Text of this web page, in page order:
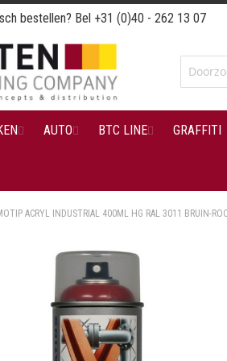
bestellen? Bel +31 (0)40 - 262 13 07
AUTO BTC LINE GRAFFITI
ACRYL INDUSTRIAL 400ML HG RAL 3011 BRUIN-